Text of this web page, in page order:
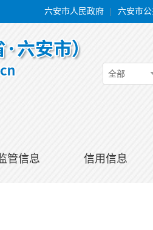
六安市人民政府 六安市
全部
管信息 信用信息